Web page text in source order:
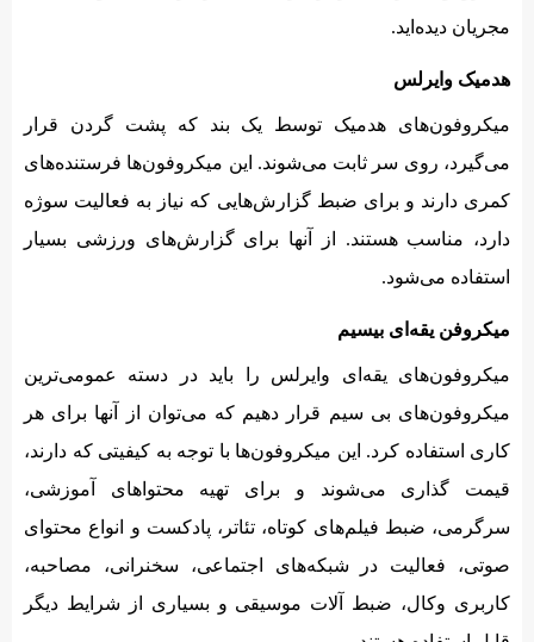
مجریان دیده‌اید.
هدمیک وایرلس
میکروفون‌های هدمیک توسط یک بند که پشت گردن قرار
می‌گیرد، روی سر ثابت می‌شوند. این میکروفون‌ها فرستنده‌های
کمری دارند و برای ضبط گزارش‌هایی که نیاز به فعالیت سوژه
دارد، مناسب هستند. از آنها برای گزارش‌های ورزشی بسیار
استفاده می‌شود.
میکروفن یقه‌‌ای بیسیم
میکروفون‌های یقه‌‌ای وایرلس را باید در دسته عمومی‌ترین
میکروفون‌های بی سیم قرار دهیم که می‌توان از آنها برای هر
کاری استفاده کرد. این میکروفون‌ها با توجه به کیفیتی که دارند،
قیمت گذاری می‌شوند و برای تهیه محتواهای آموزشی،
سرگرمی، ضبط فیلم‌های کوتاه، تئاتر، پادکست و انواع محتوای
صوتی، فعالیت در شبکه‌های اجتماعی، سخنرانی، مصاحبه،
کاربری وکال، ضبط آلات موسیقی و بسیاری از شرایط دیگر